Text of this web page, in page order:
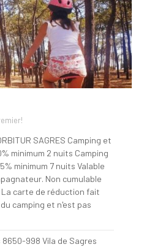
SAGRES Camping et
minimum 2 nuits Camping
minimum 7 nuits Valable
Non cumulable
carte de réduction fait
camping et n'est pas
998 Vila de Sagres